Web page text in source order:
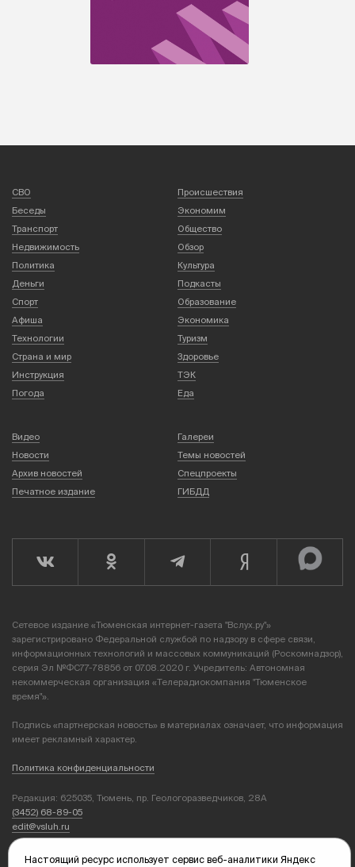
СВО
Происшествия
Беседы
Экономим
Транспорт
Общество
Недвижимость
Обзор
Политика
Культура
Деньги
Подкасты
Спорт
Образование
Афиша
Экономика
Технологии
Туризм
Страна и мир
Здоровье
Инструкция
ТЭК
Погода
Еда
Видео
Галереи
Новости
Темы новостей
Архив новостей
Спецпроекты
Печатное издание
ГИБДД
Сетевое издание «Тюменская интернет-газета "Вслух.ру"»
зарегистрировано Федеральной службой по надзору в сфере связи,
информационных технологий и массовых коммуникаций (Роскомнадзор),
серия Эл №ФС77-78856 от 07.08.2020 г. Учредитель: Автономная
некоммерческая организация «Телерадиокомпания "Тюменское
время"».
Подпись «партнерская новость» в материалах означает, что информация
имеет рекламный характер.
Политика конфиденциальности
Редакция: 625035, Тюмень, пр. Геологоразведчиков, 28А
(3452) 68-89-05
edit@vsluh.ru
Главный редактор: Панкина Т.Ю.
Настоящий ресурс использует сервис веб-аналитики Яндекс